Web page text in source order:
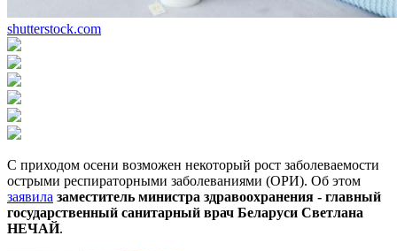
shutterstock.com
С приходом осени возможен некоторый рост заболеваемости
острыми респираторными заболеваниями (ОРИ). Об этом
заявила заместитель министра здравоохранения - главный
государственный санитарный врач Беларуси Светлана
НЕЧАЙ.